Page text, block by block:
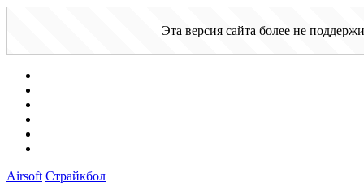
Эта версия сайта более не
Airsoft Страйкбол